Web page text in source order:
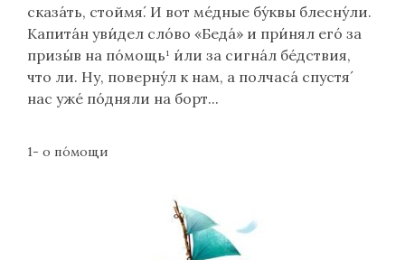
сказа́ть, стоймя́. И вот ме́дные бу́квы блесну́ли.
Капита́н уви́дел сло́во «Беда́» и при́нял его́ за
призы́в на по́мощь¹ и́ли за сигна́л бе́дствия,
что ли. Ну, поверну́л к нам, а полчаса́ спустя́
нас уже́ по́дняли на борт...
1- о по́мощи